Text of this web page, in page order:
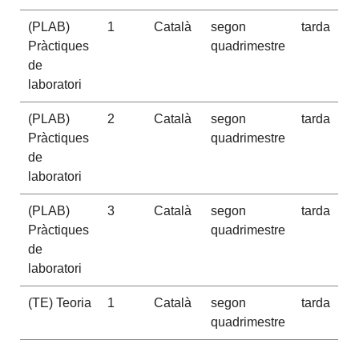
(PLAB)
Pràctiques
de
laboratori
1 Català
segon
quadrimestre
tarda
(PLAB)
Pràctiques
de
laboratori
2 Català
segon
quadrimestre
tarda
(PLAB)
Pràctiques
de
laboratori
3 Català
segon
quadrimestre
tarda
(TE) Teoria 1 Català
segon
quadrimestre
tarda